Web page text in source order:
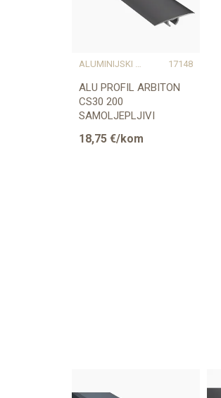
Naziv proizvođača
ALUMINIJSKI PROFILI 17148
ALU PROFIL ARBITON
CS30 200
SAMOLJEPLJIVI
CRNI 1,86m
18,75 €/kom